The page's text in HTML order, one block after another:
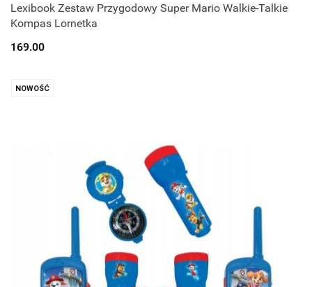
Lexibook Zestaw Przygodowy Super Mario Walkie-Talkie
Kompas Lornetka
169.00
NOWOŚĆ